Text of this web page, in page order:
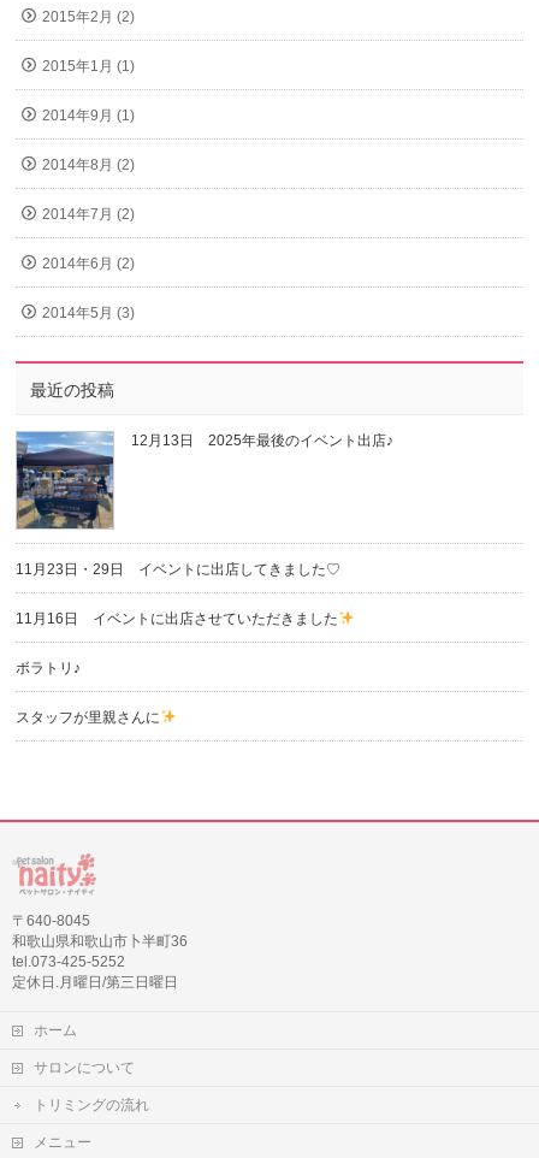
2015年2月 (2)
2015年1月 (1)
2014年9月 (1)
2014年8月 (2)
2014年7月 (2)
2014年6月 (2)
2014年5月 (3)
最近の投稿
12月13日 2025年最後のイベント出店♪
11月23日・29日 イベントに出店してきました♡
11月16日 イベントに出店させていただきました
ボラトリ♪
スタッフが里親さんに
〒640-8045
和歌山県和歌山市卜半町36
tel.073-425-5252
定休日.月曜日/第三日曜日
ホーム
サロンについて
トリミングの流れ
メニュー